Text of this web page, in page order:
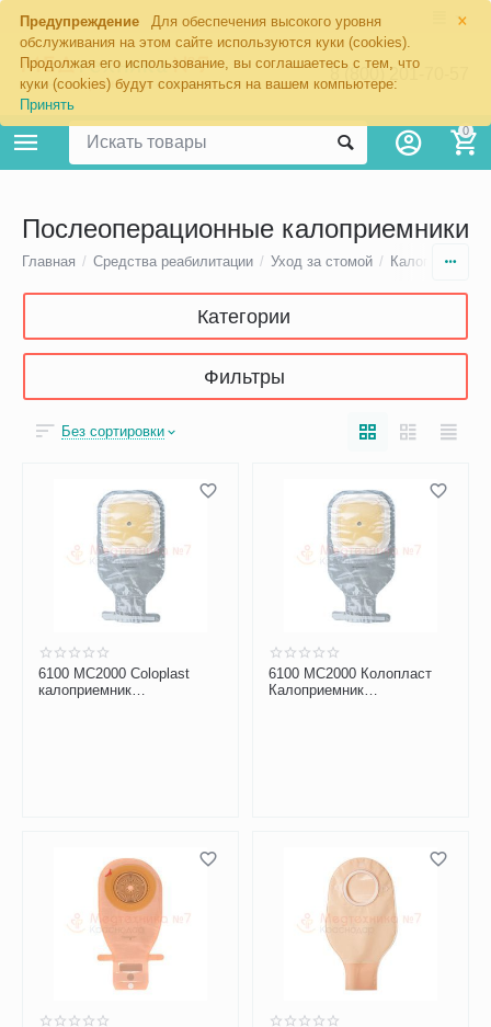
×
Предупреждение
Для обеспечения высокого уровня
обслуживания на этом сайте используются куки (cookies).
Продолжая его использование, вы соглашаетесь с тем, что
куки (cookies) будут сохраняться на вашем компьютере:
Принять
8 (800) 201-70-57
0
Послеоперационные калоприемники
Главная / Средства реабилитации / Уход за стомой /
Категории
Фильтры
Без сортировки
6100 MC2000 Coloplast
калоприемник
6100 MC2000 Колопласт
Калоприемник